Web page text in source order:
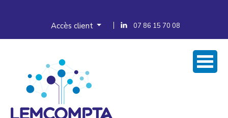
Accès client 07 86 15 70 08